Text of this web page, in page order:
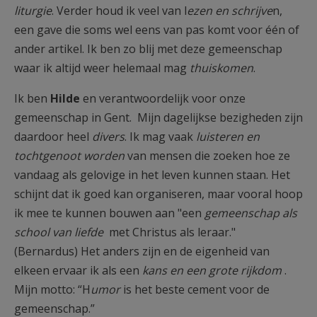
liturgie. Verder houd ik veel van lezen en schrijven,
een gave die soms wel eens van pas komt voor één of
ander artikel. Ik ben zo blij met deze gemeenschap
waar ik altijd weer helemaal mag thuiskomen.
Ik ben Hilde en verantwoordelijk voor onze
gemeenschap in Gent. Mijn dagelijkse bezigheden zijn
daardoor heel divers. Ik mag vaak luisteren en
tochtgenoot wordenvan mensen die zoeken hoe ze
vandaag als gelovige in het leven kunnen staan. Het
schijnt dat ik goed kan organiseren, maar vooral hoop
ik mee te kunnen bouwen aan "een gemeenschap als
school van liefde met Christus als leraar."
(Bernardus) Het anders zijn en de eigenheid van
elkeen ervaar ik als een kans en een grote rijkdom .
Mijn motto: “Humoris het beste cement voor de
gemeenschap.”